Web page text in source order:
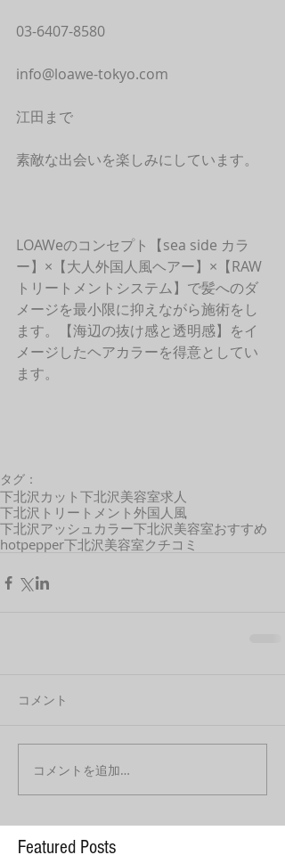
03-6407-8580
info@loawe-tokyo.com
江田まで
素敵な出会いを楽しみにしています。
LOAWeのコンセプト【sea side カラ
ー】×【大人外国人風ヘアー】×【RAW
トリートメントシステム】で髪へのダ
メージを最小限に抑えながら施術をし
ます。【海辺の抜け感と透明感】をイ
メージしたヘアカラーを得意としてい
ます。
タグ：
下北沢カット 下北沢美容室求人
下北沢トリートメント 外国人風
下北沢アッシュカラー下北沢美容室おすすめ
hotpepper下北沢美容室クチコミ
コメント
コメントを追加…
Featured Posts